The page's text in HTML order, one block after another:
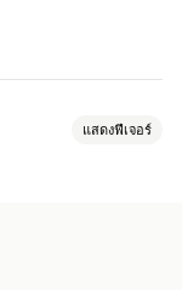
แสดงฟีเจอร์